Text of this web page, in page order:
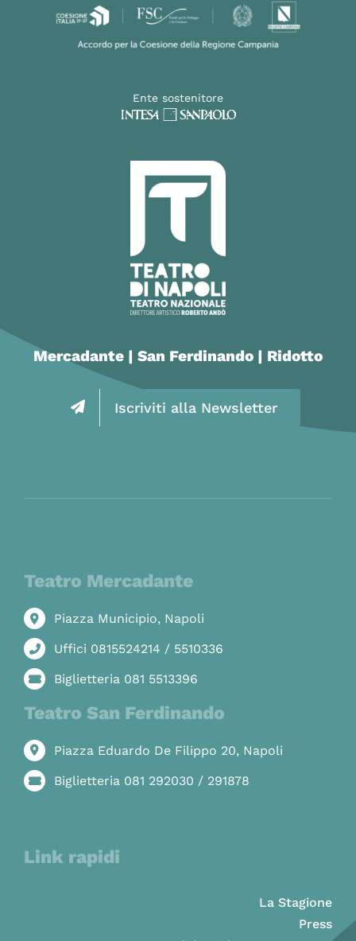
Ente sostenitore
Mercadante | San Ferdinando | Ridotto
Iscriviti alla Newsletter
Teatro Mercadante
Piazza Municipio, Napoli
Uffici 0815524214 / 5510336
Biglietteria 081 5513396
Teatro San Ferdinando
Piazza Eduardo De Filippo 20, Napoli
Biglietteria 081 292030 / 291878
Link rapidi
La Stagione
Press